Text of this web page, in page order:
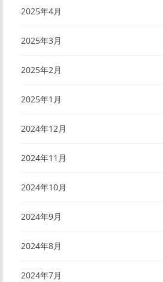
2025年4月
2025年3月
2025年2月
2025年1月
2024年12月
2024年11月
2024年10月
2024年9月
2024年8月
2024年7月